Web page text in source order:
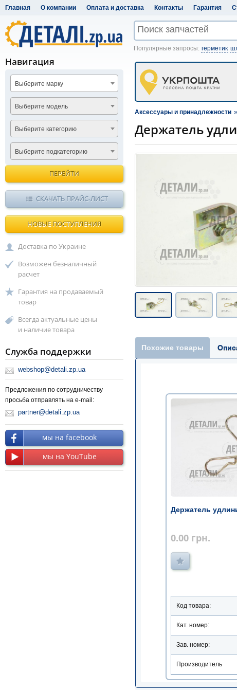
Главная О компании Оплата и доставка Контакты Гарантия
Популярные запросы: герметик
Аксессуары и принадлежности »
Держатель
Похожие товары
Держатель
0.00 грн.
Код товара:
Кат. номер:
Зав. номер:
Производитель
Навигация
Выберите марку
Выберите модель
Выберите категорию
Выберите подкатегорию
ПЕРЕЙТИ
СКАЧАТЬ ПРАЙС-ЛИСТ
НОВЫЕ ПОСТУПЛЕНИЯ
Доставка по Украине
Возможен безналичный
расчет
Гарантия на продаваемый
товар
Всегда актуальные цены
и наличие товара
Служба поддержки
webshop@detali.zp.ua
Предложения по сотрудничеству
просьба отправлять на e-mail:
partner@detali.zp.ua
мы на facebook
мы на YouTube